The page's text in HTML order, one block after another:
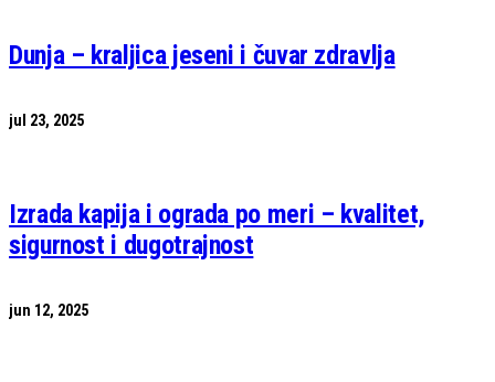
Dunja – kraljica jeseni i čuvar zdravlja
jul 23, 2025
Izrada kapija i ograda po meri – kvalitet,
sigurnost i dugotrajnost
jun 12, 2025